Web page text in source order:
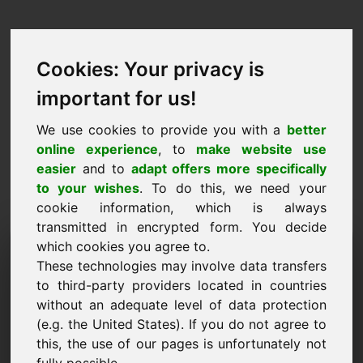
Cookies: Your privacy is
important for us!
We use cookies to provide you with a better
online experience, to make website use
easier and to adapt offers more specifically
to your wishes. To do this, we need your
cookie information, which is always
transmitted in encrypted form. You decide
which cookies you agree to.
These technologies may involve data transfers
to third-party providers located in countries
without an adequate level of data protection
(e.g. the United States). If you do not agree to
this, the use of our pages is unfortunately not
أرغب في تقديم عرض سعر للنطاق alvin.eu.
اسم الشركة